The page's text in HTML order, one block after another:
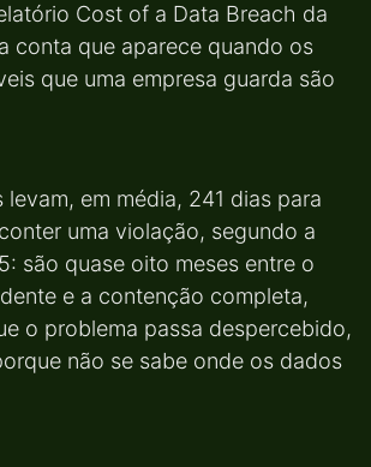
Cost of a Data Breach da
conta que aparece quando os
que uma empresa guarda são
levam, em média, 241 dias para
uma violação, segundo a
são quase oito meses entre o
e a contenção completa,
o problema passa despercebido,
não se sabe onde os dados